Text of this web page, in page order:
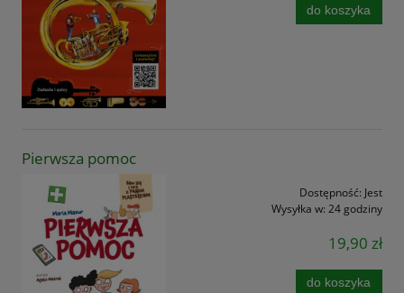
do koszyka
Pierwsza pomoc
Dostępność: Jest
Wysyłka w: 24 godziny
19,90 zł
do koszyka